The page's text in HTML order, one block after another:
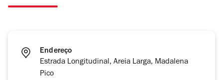
Endereço
Estrada Longitudinal, Areia Larga, Madalena
Pico